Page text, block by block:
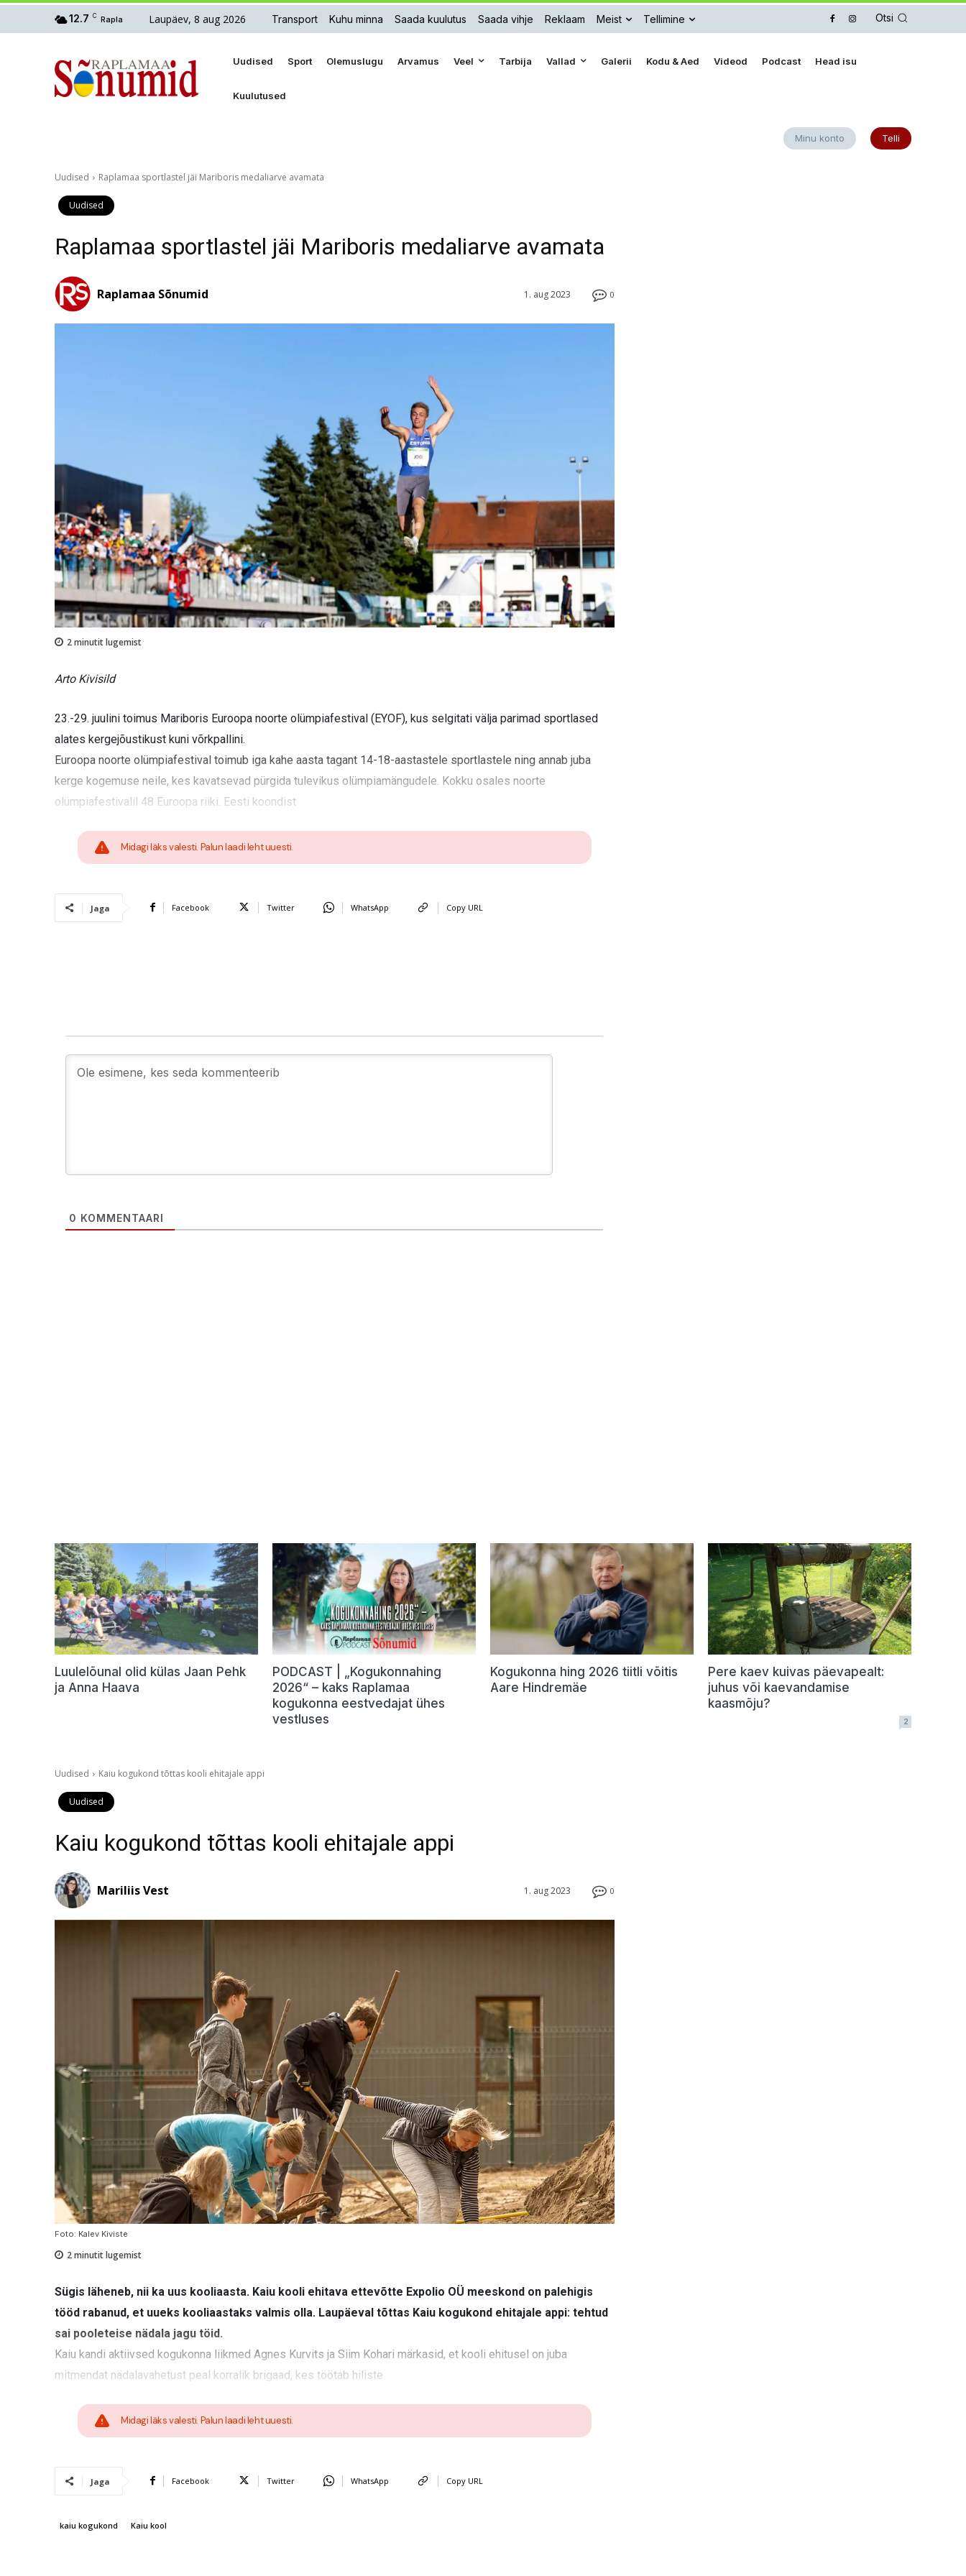
12.7 C Rapla Laupäev, 8 aug 2026 Transport Kuhu minna Saada kuulutus Saada vihje Reklaam Meist Tellimine Otsi
Uudised Sport Olemuslugu Arvamus Veel Tarbija Vallad Galerii Kodu & Aed Videod Podcast Head isu
Kuulutused
Minu konto Telli
Uudised Raplamaa sportlastel jäi Mariboris medaliarve avamata
Uudised
Raplamaa sportlastel jäi Mariboris medaliarve avamata
0
1. aug 2023
Raplamaa Sõnumid
2minutit lugemist
Arto Kivisild
23.-29. juulini toimus Mariboris Euroopa noorte olümpiafestival (EYOF), kus selgitati välja parimad sportlased
alates kergejõustikust kuni võrkpallini.
Euroopa noorte olümpiafestival toimub iga kahe aasta tagant 14-18-aastastele sportlastele ning annab juba
kerge kogemuse neile, kes kavatsevad pürgida tulevikus olümpiamängudele. Kokku osales noorte
olümpiafestivalil 48 Euroopa riiki. Eesti koondist
Midagi läks valesti. Palun laadi leht uuesti.
Jaga Facebook Twitter WhatsApp Copy URL
0 KOMMENTAARI
Luulelõunal olid külas Jaan Pehk
ja Anna Haava
PODCAST | „Kogukonnahing
2026“ – kaks Raplamaa
kogukonna eestvedajat ühes
vestluses
Kogukonna hing 2026 tiitli võitis
Aare Hindremäe
Pere kaev kuivas päevapealt:
juhus või kaevandamise
kaasmõju?
2